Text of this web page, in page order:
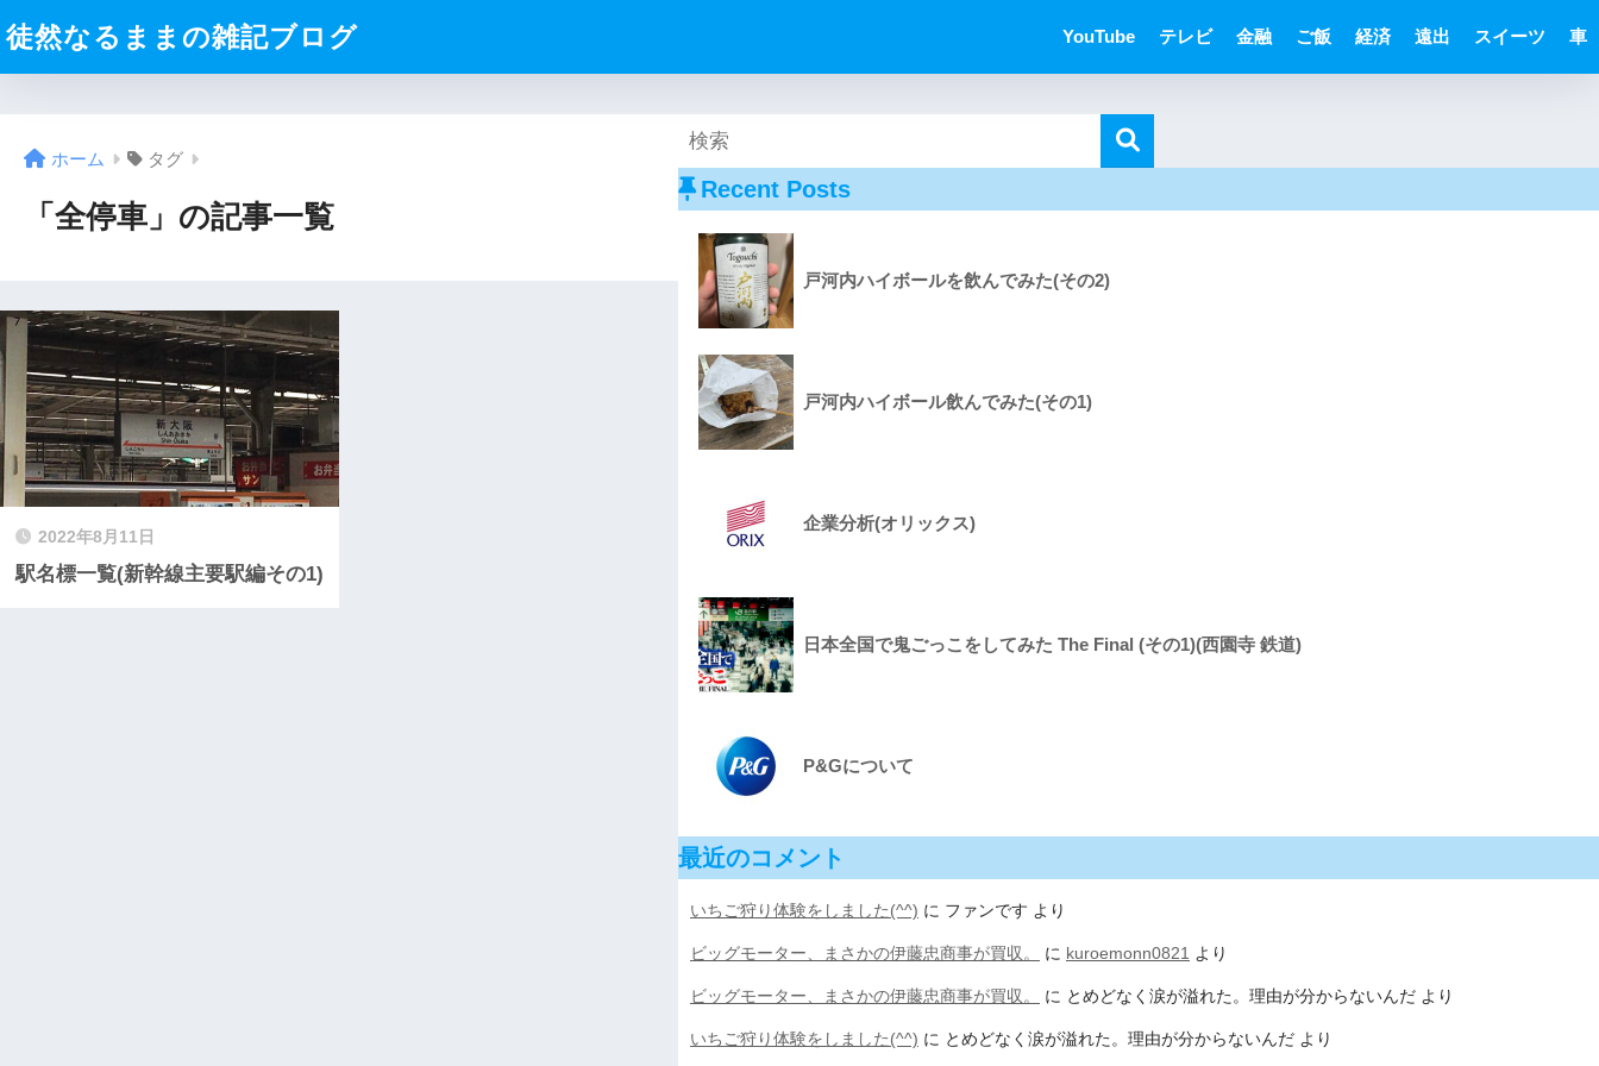
徒然なるままの雑記ブログ YouTube テレビ 金融 ご飯 経済 遠出 スイーツ 車
ホーム タグ
「全停車」の記事一覧
2022年8月11日
駅名標一覧(新幹線主要駅編その1)
Recent Posts
戸河内ハイボールを飲んでみた(その2)
戸河内ハイボール飲んでみた(その1)
企業分析(オリックス)
日本全国で鬼ごっこをしてみた The Final (その1)(西園寺 鉄道)
P&Gについて
最近のコメント
いちご狩り体験をしました(^^) に ファンです より
ビッグモーター、まさかの伊藤忠商事が買収。 に kuroemonn0821 より
ビッグモーター、まさかの伊藤忠商事が買収。 に とめどなく涙が溢れた。理由が分からないんだ より
いちご狩り体験をしました(^^) に とめどなく涙が溢れた。理由が分からないんだ より